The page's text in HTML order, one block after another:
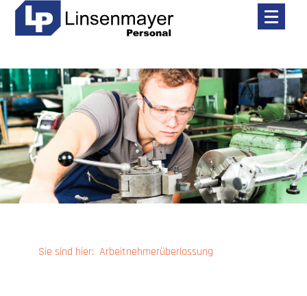
toggle
Sie sind hier: Arbeitnehmerüberlassung